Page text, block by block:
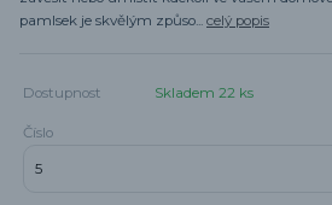
pamlsek je skvělým způso... celý popis
Dostupnost Skladem 22 ks
Číslo